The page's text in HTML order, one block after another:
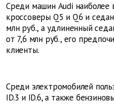
Среди машин Audi наиболее
кроссоверы Q5 и Q6 и
млн руб., а удлиненный
от 7,6 млн руб., его
клиенты.
Среди электромобилей
ID.3 и ID.6, а также